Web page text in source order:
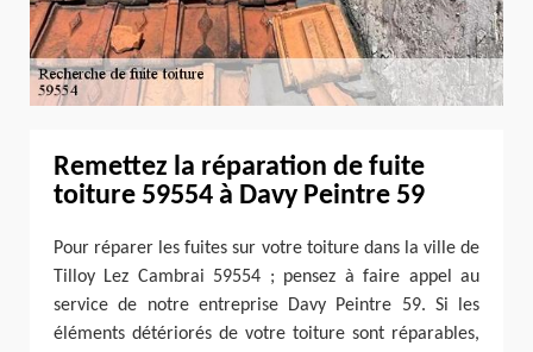
Remettez la réparation de fuite
toiture 59554 à Davy Peintre 59
Pour réparer les fuites sur votre toiture dans la ville de
Tilloy Lez Cambrai 59554 ; pensez à faire appel au
service de notre entreprise Davy Peintre 59. Si les
éléments détériorés de votre toiture sont réparables,